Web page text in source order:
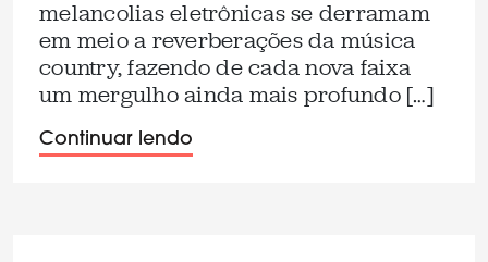
melancolias eletrônicas se derramam
em meio a reverberações da música
country, fazendo de cada nova faixa
um mergulho ainda mais profundo […]
Continuar lendo